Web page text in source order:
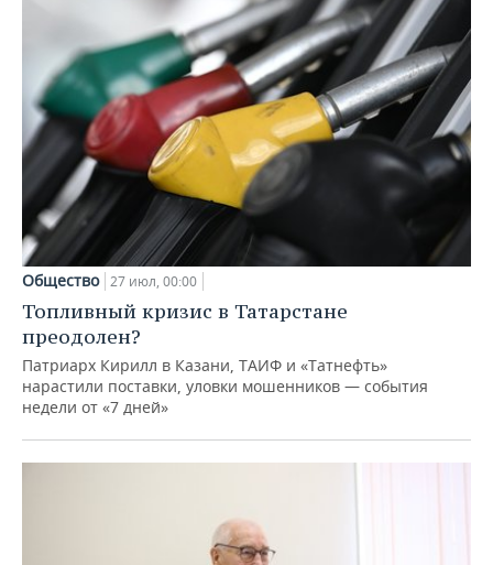
Общество 27 июл, 00:00
Топливный кризис в Татарстане
преодолен?
Патриарх Кирилл в Казани, ТАИФ и «Татнефть»
нарастили поставки, уловки мошенников — события
недели от «7 дней»